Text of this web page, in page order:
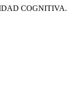
COGNITIVA.